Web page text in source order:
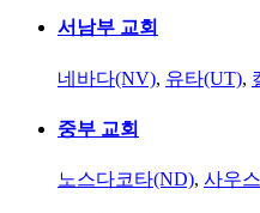
서남부 교회
네바다(NV), 유타(UT),
중부 교회
노스다코타(ND), 사우